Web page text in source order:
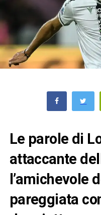
Le parole di
attaccante
l’amichevole
pareggiata